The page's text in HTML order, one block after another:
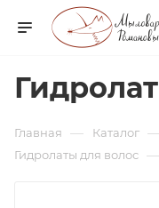
Главная — Каталог
Гидролаты для волос —